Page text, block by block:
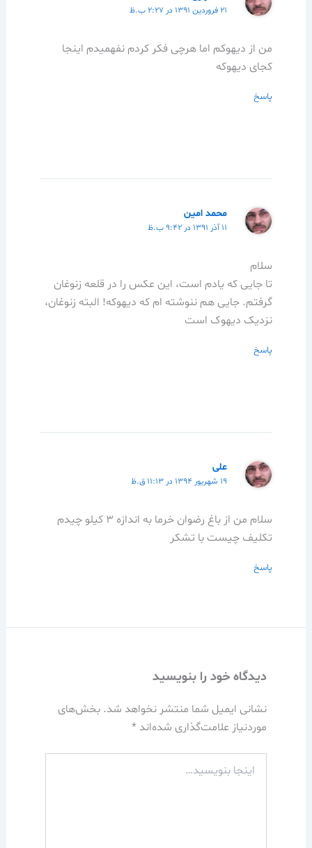
۲۱ فروردین ۱۳۹۱ در ۲:۲۷ ب.ظ
من از دیهوکم اما هرچی فکر کردم نفهمیدم اینجا
کجای دیهوکه
پاسخ
محمد امین
۱۱ آذر ۱۳۹۱ در ۹:۴۲ ب.ظ
سلام
تا جایی که یادم است، این عکس را در قلعه زنوغان
گرفتم. جایی هم ننوشته ام که دیهوکه! البته زنوغان،
نزدیک دیهوک است
پاسخ
علی
۱۹ شهریور ۱۳۹۴ در ۱۱:۱۳ ق.ظ
سلام من از باغ رضوان خرما به اندازه 3 کیلو چیدم
تکلیف چیست با تشکر
پاسخ
دیدگاه‌ خود را بنویسید
نشانی ایمیل شما منتشر نخواهد شد. بخش‌های
موردنیاز علامت‌گذاری شده‌اند *
بنویسید…